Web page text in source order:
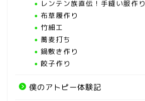
レンテン族直伝！手縫い服作り
布草履作り
竹細工
蕎麦打ち
鍋敷き作り
餃子作り
僕のアトピー体験記